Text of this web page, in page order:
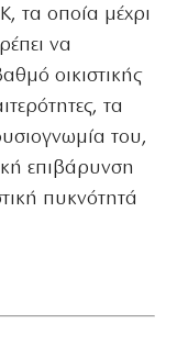
τα οποία μέχρι
να
οικιστικής
τα
του,
επιβάρυνση
πυκνότητά